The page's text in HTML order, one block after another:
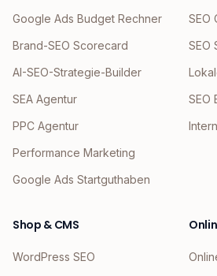
Google Ads Budget Rechner
Brand-SEO Scorecard
AI-SEO-Strategie-Builder
SEA Agentur
PPC Agentur
Performance Marketing
Google Ads Startguthaben
SEO
SEO
SEO
Shop & CMS
WordPress SEO